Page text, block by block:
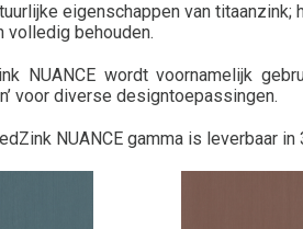
eigenschappen van
volledig behouden.
NUANCE wordt voornamelijk
voor diverse designtoepassingen.
NUANCE gamma is leverbaar in